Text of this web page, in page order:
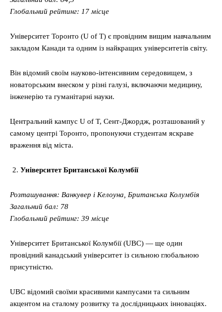
Глобальний рейтинг: 17 місце
Університет Торонто (U of T) є провідним вищим навчальним
закладом Канади та одним із найкращих університетів світу.
Він відомий своїм науково-інтенсивним середовищем, з
новаторським внеском у різні галузі, включаючи медицину,
інженерію та гуманітарні науки.
Центральний кампус U of T, Сент-Джордж, розташований у
самому центрі Торонто, пропонуючи студентам яскраве
враження від міста.
Університет Британської Колумбії
Розташування: Ванкувер і Келоуна, Британська Колумбія
Загальний бал: 78
Глобальний рейтинг: 39 місце
Університет Британської Колумбії (UBC) — ще один
провідний канадський університет із сильною глобальною
присутністю.
UBC відомий своїми красивими кампусами та сильним
акцентом на сталому розвитку та дослідницьких інноваціях.